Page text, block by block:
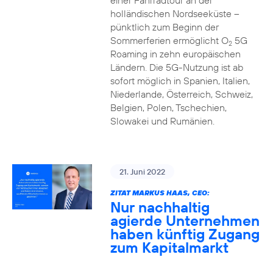
holländischen Nordseeküste –
pünktlich zum Beginn der
Sommerferien ermöglicht O25G
Roaming in zehn europäischen
Ländern. Die 5G-Nutzung ist ab
sofort möglich in Spanien, Italien,
Niederlande, Österreich, Schweiz,
Belgien, Polen, Tschechien,
Slowakei und Rumänien.
21. Juni 2022
ZITAT MARKUS HAAS, CEO:
Nur nachhaltig
agierde Unternehmen
haben künftig Zugang
zum Kapitalmarkt